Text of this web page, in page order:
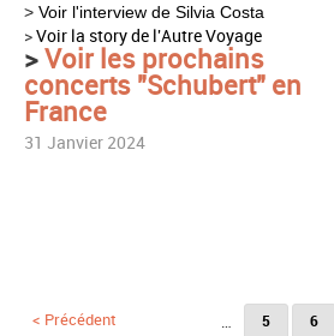
> Voir l'interview de Silvia Costa
>Voir la story de l'Autre Voyage
>Voir les prochains
concerts "Schubert" en
France
31 Janvier 2024
< Précédent 5 6